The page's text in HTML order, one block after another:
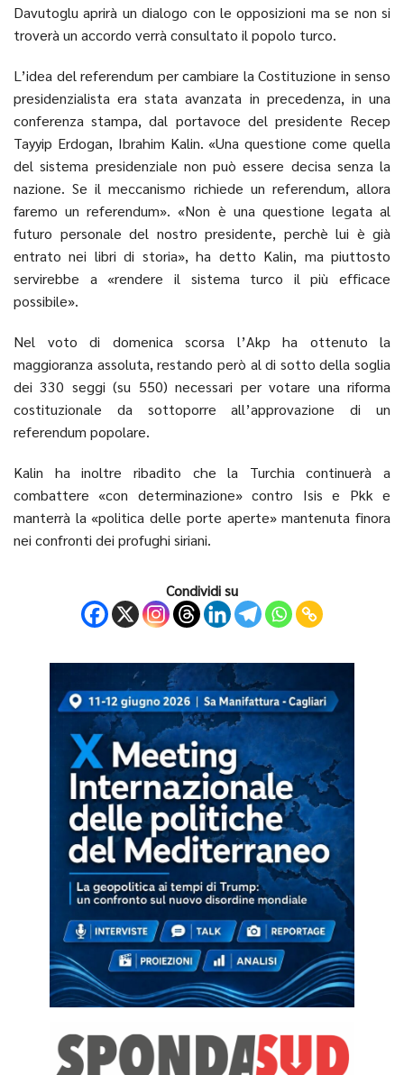
Davutoglu aprirà un dialogo con le opposizioni ma se non si
troverà un accordo verrà consultato il popolo turco.
L’idea del referendum per cambiare la Costituzione in senso
presidenzialista era stata avanzata in precedenza, in una
conferenza stampa, dal portavoce del presidente Recep
Tayyip Erdogan, Ibrahim Kalin. «Una questione come quella
del sistema presidenziale non può essere decisa senza la
nazione. Se il meccanismo richiede un referendum, allora
faremo un referendum». «Non è una questione legata al
futuro personale del nostro presidente, perchè lui è già
entrato nei libri di storia», ha detto Kalin, ma piuttosto
servirebbe a «rendere il sistema turco il più efficace
possibile».
Nel voto di domenica scorsa l’Akp ha ottenuto la
maggioranza assoluta, restando però al di sotto della soglia
dei 330 seggi (su 550) necessari per votare una riforma
costituzionale da sottoporre all’approvazione di un
referendum popolare.
Kalin ha inoltre ribadito che la Turchia continuerà a
combattere «con determinazione» contro Isis e Pkk e
manterrà la «politica delle porte aperte» mantenuta finora
nei confronti dei profughi siriani.
Condividi su